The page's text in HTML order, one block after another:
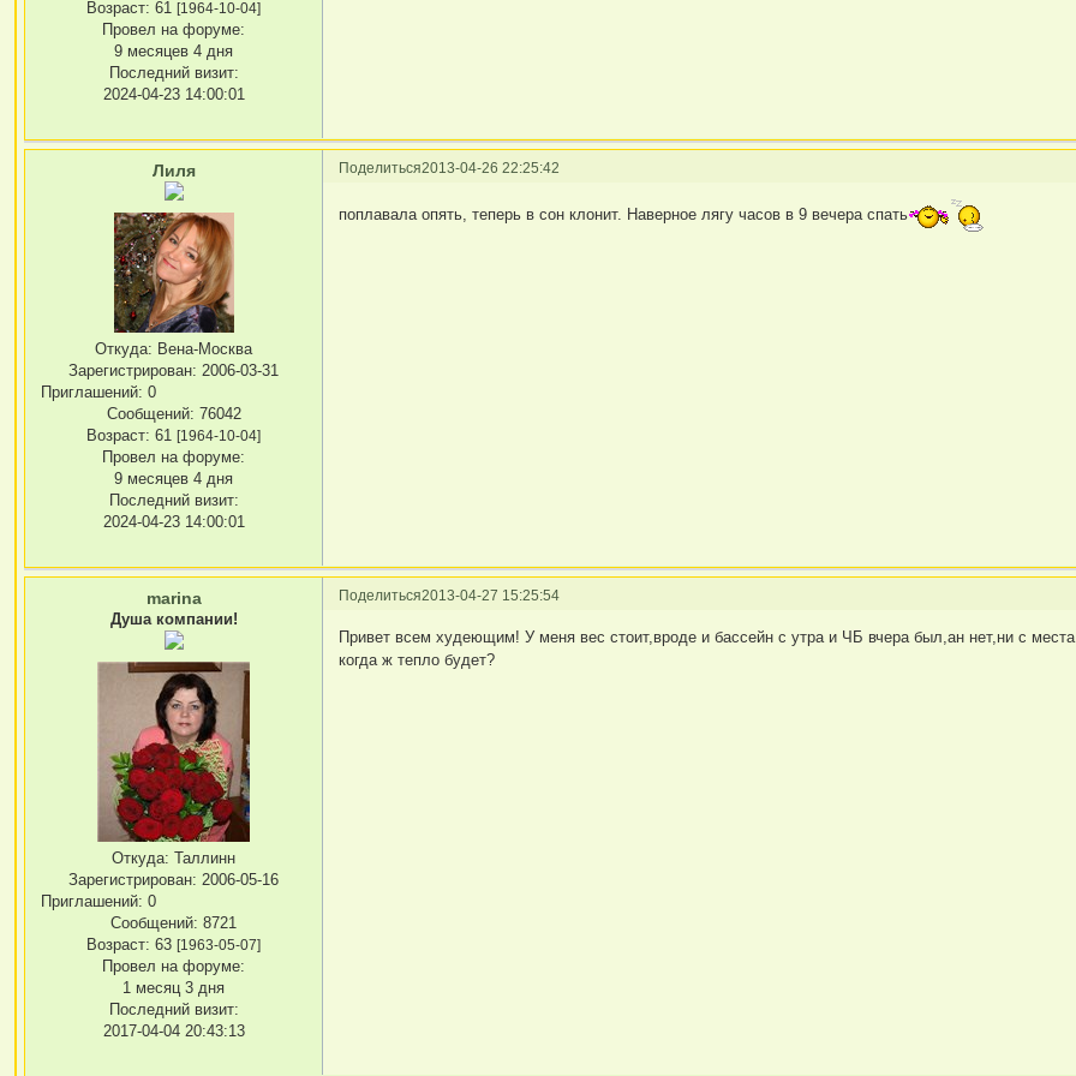
Возраст: 61[1964-10-04]
Провел на форуме:
9 месяцев 4 дня
Последний визит:
2024-04-23 14:00:01
Поделиться2013-04-26 22:25:42
Лиля
Откуда: Вена-Москва
Зарегистрирован: 2006-03-31
Приглашений: 0
Сообщений: 76042
Возраст: 61[1964-10-04]
Провел на форуме:
9 месяцев 4 дня
Последний визит:
2024-04-23 14:00:01
поплавала опять, теперь в сон клонит. Наверное лягу часов в 9 вечера спать
Поделиться2013-04-27 15:25:54
marina
Душа компании!
Откуда: Таллинн
Зарегистрирован: 2006-05-16
Приглашений: 0
Сообщений: 8721
Возраст: 63[1963-05-07]
Провел на форуме:
1 месяц 3 дня
Последний визит:
2017-04-04 20:43:13
Привет всем худеющим! У меня вес стоит,вроде и бассейн с утра и ЧБ вчера был,ан нет,ни с
когда ж тепло будет?